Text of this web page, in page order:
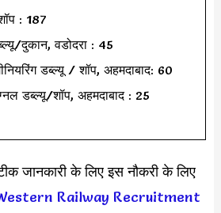
: 187
दुकान, वडोदरा : 45
डब्ल्यू / शॉप, अहमदाबाद: 60
डब्ल्यू/शॉप, अहमदाबाद : 25
जानकारी के लिए इस नौकरी के लिए
Railway Recruitment